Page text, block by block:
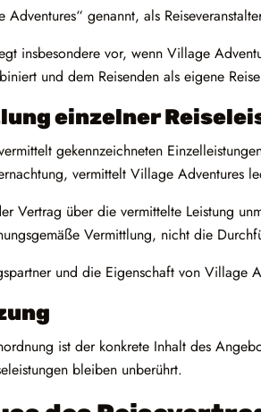
genannt, als
insbesondere vor, wenn Village
und dem Reisenden als eigene
einzelner
gekennzeichneten
vermittelt Village Adventures
Vertrag über die vermittelte Leistung
Vermittlung, nicht die
und die Eigenschaft von Village
ist der konkrete Inhalt des
bleiben unberührt.